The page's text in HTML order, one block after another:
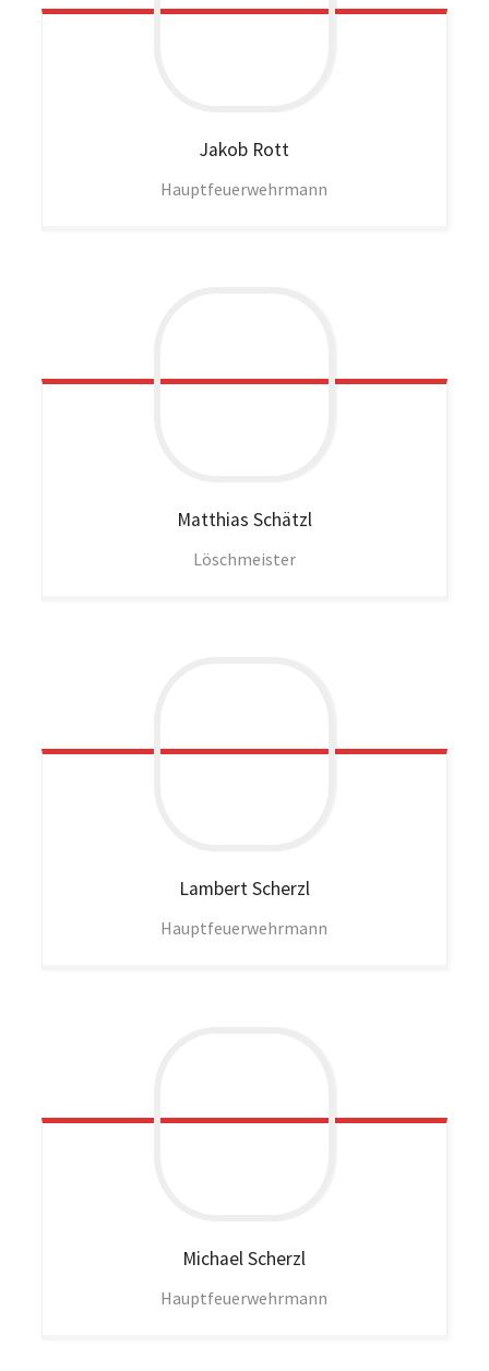
Jakob Rott
Hauptfeuerwehrmann
Matthias Schätzl
Löschmeister
LambertScherzl
Hauptfeuerwehrmann
Michael Scherzl
Hauptfeuerwehrmann